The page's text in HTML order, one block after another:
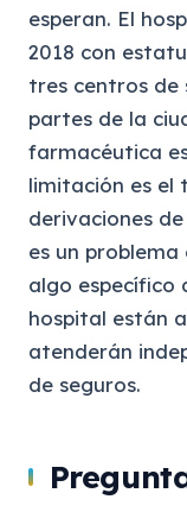
esperan. El
2018 con
tres centros de
partes de la
farmacéutica
limitación es el
derivaciones
es un
algo específico
hospital están
atenderán
de seguros.